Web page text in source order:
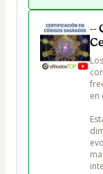
--
en